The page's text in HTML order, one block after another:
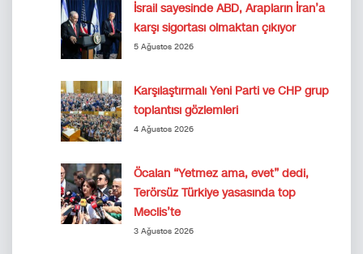
İsrail sayesinde ABD, Arapların İran’a
karşı sigortası olmaktan çıkıyor
5 Ağustos 2026
Karşılaştırmalı Yeni Parti ve CHP grup
toplantısı gözlemleri
4 Ağustos 2026
Öcalan “Yetmez ama, evet” dedi,
Terörsüz Türkiye yasasında top
Meclis’te
3 Ağustos 2026